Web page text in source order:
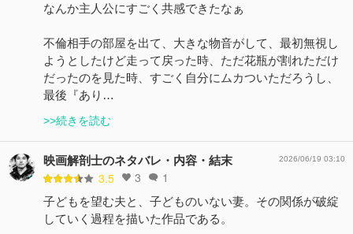
なんか主人公にすごく共感できたなぁ
不倫相手の部屋を出て、大きな物音がして、最初無視し
ようとしたけど走って戻った時、ただ花瓶が割れただけ
だったのを見た時、すごく自分にムカついただろうし、
最後『あり…
>>続きを読む
映画解剖士のネタバレ・内容・結末
3.5 3 1
2026/06/19 03:10
子どもを望む夫と、子どものいない妻。その関係が破綻
していく過程を描いた作品である。